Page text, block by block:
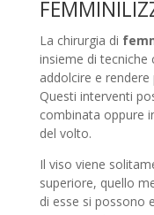
La chirurgia di
insieme di tecniche
addolcire e
Questi interventi
combinata oppure
del volto.
Il viso viene
superiore, quello
di esse si possono